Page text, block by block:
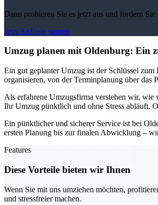
Dann probieren Sie es jetzt aus und fordern
Jetzt Anfrage starten
Umzug planen mit Oldenburg: Ein
Ein gut geplanter Umzug ist der Schlüssel
organisieren, von der Terminplanung über das
Als erfahrene Umzugsfirma verstehen wir, wie
Ihr Umzug pünktlich und ohne Stress abläuft.
Ein pünktlicher und sicherer Service ist bei
ersten Planung bis zur finalen Abwicklung –
Features
Diese Vorteile bieten wir Ihnen
Wenn Sie mit uns umziehen möchten,
und stressfreier machen.